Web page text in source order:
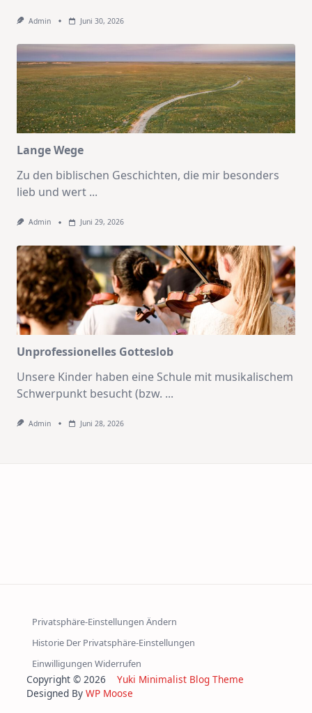
Admin Juni 30, 2026
Lange Wege
Zu den biblischen Geschichten, die mir besonders
lieb und wert ...
Admin Juni 29, 2026
Unprofessionelles Gotteslob
Unsere Kinder haben eine Schule mit musikalischem
Schwerpunkt besucht (bzw. ...
Admin Juni 28, 2026
Privatsphäre-Einstellungen Ändern
Historie Der Privatsphäre-Einstellungen
Einwilligungen Widerrufen
Copyright © 2026 Yuki Minimalist Blog Theme
Designed By WP Moose